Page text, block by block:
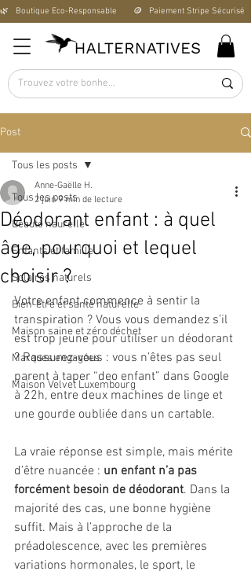
🌿   Boutique Éco-Responsable       🪙   Paiement Stripe
Post
Tous les posts
Beauté naurelle
Enfants et famille
Solaires naturels
Bien-être et santé naturelle
Maison saine et zéro déchet
Marques engagées
Maison Velvet Luxembourg
Tous les posts
Déodorant enfant : à quel
âge, pourquoi et lequel
choisir ?
Anne-Gaëlle H.
2 juin 9 min de lecture
Votre enfant commence à sentir la
transpiration ? Vous vous demandez s’il
est trop jeune pour utiliser un déodorant
? Rassurez-vous : vous n’êtes pas seul
parent à taper “deo enfant” dans Google
à 22h, entre deux machines de linge et
une gourde oubliée dans un cartable.
La vraie réponse est simple, mais mérite
d’être nuancée : un enfant n’a pas
forcément besoin de déodorant. Dans la
majorité des cas, une bonne hygiène
suffit. Mais à l’approche de la
préadolescence, avec les premières
variations hormonales, le sport, le